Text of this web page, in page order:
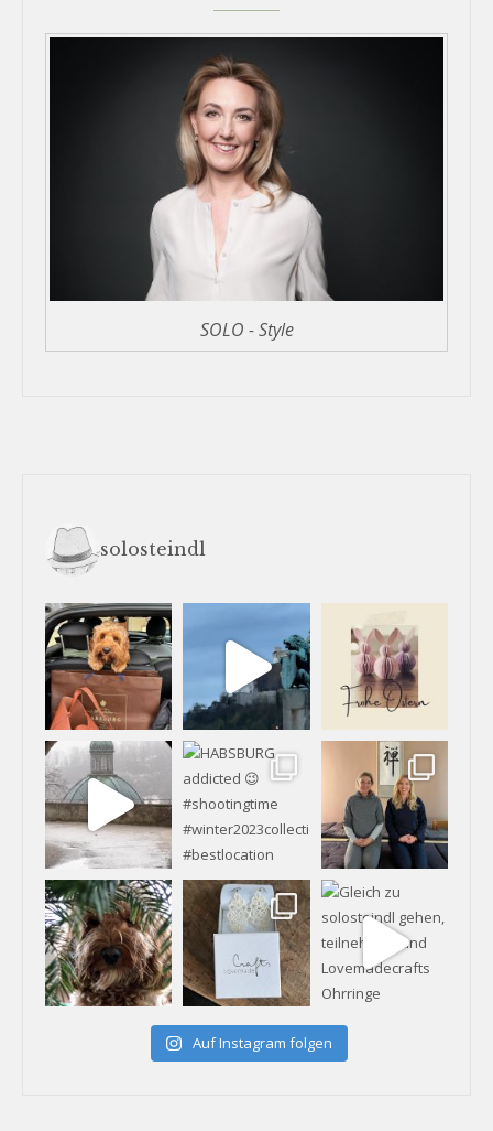
SOLO - Style
solosteindl
Auf Instagram folgen